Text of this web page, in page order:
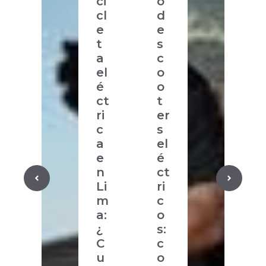
cl
e
t
a
el
é
ct
ri
c
a
e
n
Li
m
a:
¿
C
u
d
e
s
c
o
o
t
er
s
el
é
ct
ri
c
o
s:
c
o